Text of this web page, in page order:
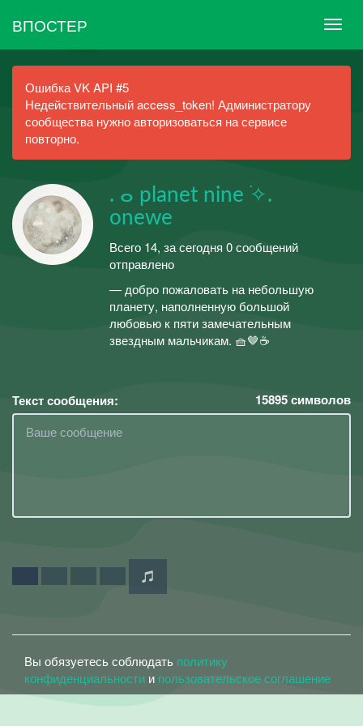
ВПОСТЕР
Ошибка VK API #5
Недействительный access_token! Администратору
сообщества нужно авторизоваться на сервисе
повторно.
. ⴰ planet nine ࣪✧.
onewe
Всего 14, за сегодня 0 сообщений
отправлено
— добро пожаловать на небольшую
планету, наполненную большой
любовью к пяти замечательным
звездным мальчикам. 🧺🤎☕️
Текст сообщения: 15895символов
Вы обязуетесь соблюдать политику
конфиденциальности и пользовательское соглашение